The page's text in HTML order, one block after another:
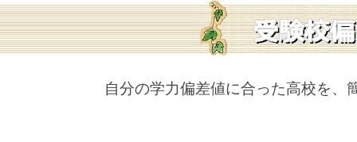
自分の学力偏差値に合った高校を、